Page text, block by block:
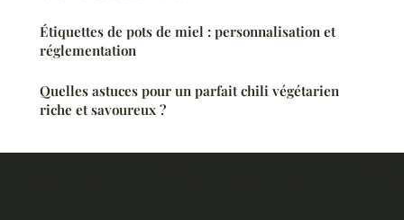
Étiquettes de pots de miel : personnalisation et
réglementation
Quelles astuces pour un parfait chili végétarien
riche et savoureux ?